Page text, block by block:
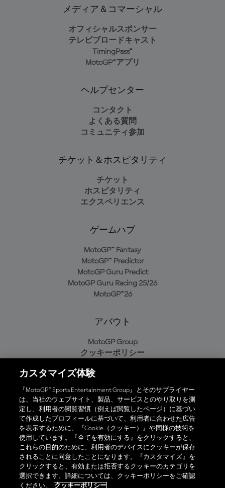
メディア＆コマーシャル
オフィシャルスポンサー
テレビブロードキャスト
TimingPass™
MotoGP™アプリ
ヘルプセンター
コンタクト
よくある質問
コミュニティ参加
チケット＆ホスピタリティ
チケット
ホスピタリティ
エクスペリエンス
ゲームハブ
MotoGP™ Fantasy
MotoGP™ Predictor
MotoGP Guru Predict
MotoGP Guru Racing 25/26
MotoGP™26
アバウト
MotoGP Group
クッキーポリシー
プライバシーポリシー
購入ポリシー
オフィシャルアプリ
© 2026 MotoGP Sports Entertainment Group. 全著作権所有。全ての
カスタマイズ体験
『MotoGP™ Sports Entertainment Group』とそのサプライヤー
は、当社のウェブサイト、製品、サービスとのやり取りを測
定し、利用者の閲覧習慣（例えば閲覧したページ）に基づい
て作成したプロフィールに基づいて、利用者に合わせた広告
を表示するために、『Cookie（クッキー）』や同様の技術を
使用しています。『全てを有効にする』をクリックすると、
これらの目的のために、利用者のデバイスにクッキーが保存
されることに同意したことになります。『カスタマイズ』を
クリックすると、有効または拒否するクッキーのカテゴリを
選択できます。詳細については、クッキーポリシーをご確認
ください。
クッキーポリシー